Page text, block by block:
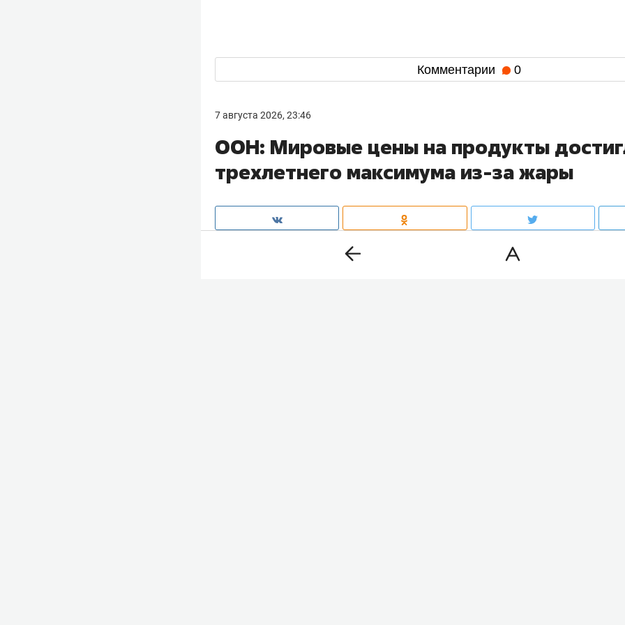
Комментарии 0
7 августа 2026, 23:46
ООН: Мировые цены на продукты
трехлетнего максимума из-за жары
Мировые цены на продовольствие продолжают расти. В июле индекс